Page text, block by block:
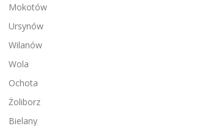
Mokotów
Ursynów
Wilanów
Wola
Ochota
Żoliborz
Bielany